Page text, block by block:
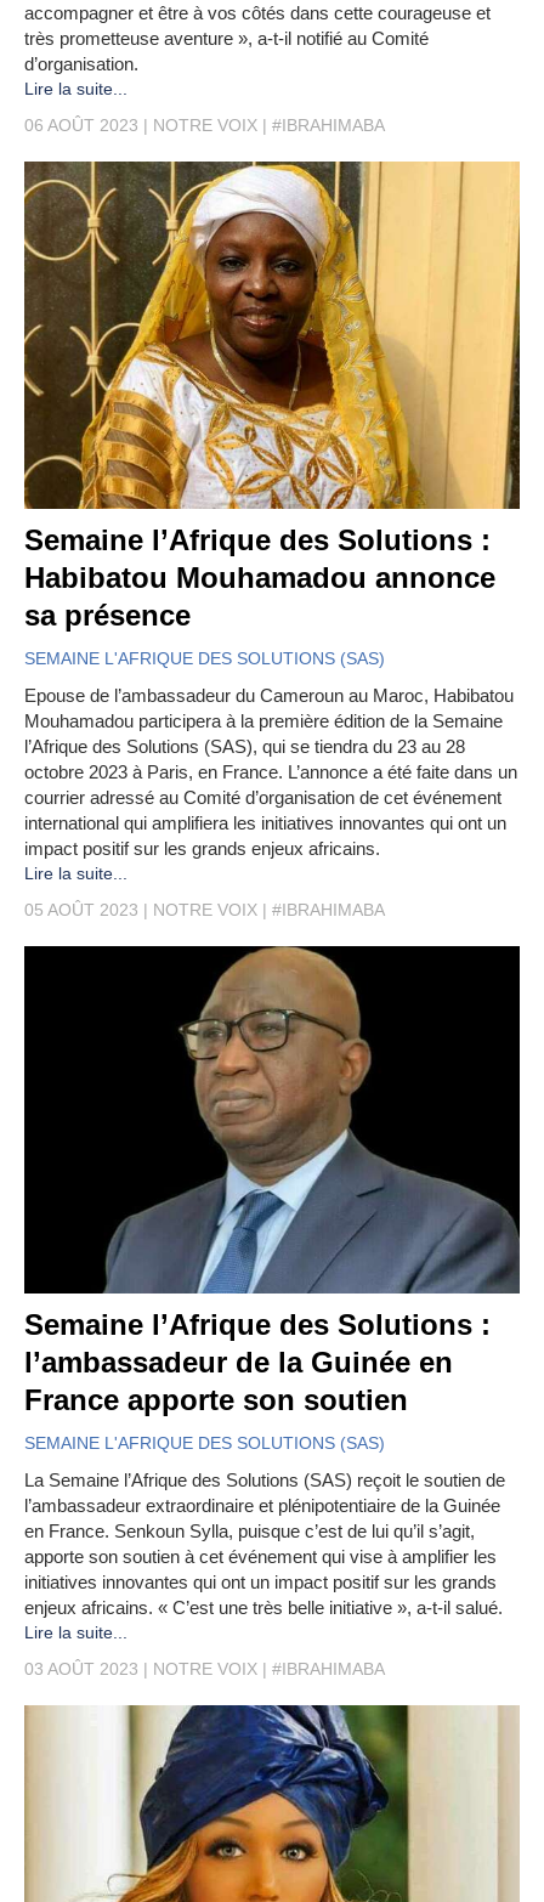
accompagner et être à vos côtés dans cette courageuse et
très prometteuse aventure », a-t-il notifié au Comité
d’organisation.
Lire la suite...
06 AOÛT 2023
NOTRE VOIX #IBRAHIMABA
Semaine l’Afrique des Solutions :
Habibatou Mouhamadou annonce
sa présence
SEMAINE L'AFRIQUE DES SOLUTIONS (SAS)
Epouse de l’ambassadeur du Cameroun au Maroc, Habibatou
Mouhamadou participera à la première édition de la Semaine
l’Afrique des Solutions (SAS), qui se tiendra du 23 au 28
octobre 2023 à Paris, en France. L’annonce a été faite dans un
courrier adressé au Comité d’organisation de cet événement
international qui amplifiera les initiatives innovantes qui ont un
impact positif sur les grands enjeux africains.
Lire la suite...
05 AOÛT 2023
NOTRE VOIX #IBRAHIMABA
Semaine l’Afrique des Solutions :
l’ambassadeur de la Guinée en
France apporte son soutien
SEMAINE L'AFRIQUE DES SOLUTIONS (SAS)
La Semaine l’Afrique des Solutions (SAS) reçoit le soutien de
l’ambassadeur extraordinaire et plénipotentiaire de la Guinée
en France. Senkoun Sylla, puisque c’est de lui qu’il s’agit,
apporte son soutien à cet événement qui vise à amplifier les
initiatives innovantes qui ont un impact positif sur les grands
enjeux africains. « C’est une très belle initiative », a-t-il salué.
Lire la suite...
03 AOÛT 2023
NOTRE VOIX #IBRAHIMABA